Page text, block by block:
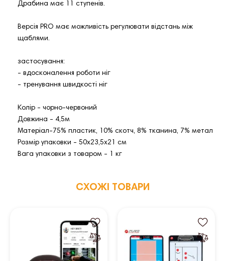
Драбина має 11 ступенів.
Версія PRO має можливість регулювати відстань між
щаблями.
застосування:
- вдосконалення роботи ніг
- тренування швидкості ніг
Колір - чорно-червоний
Довжина - 4,5м
Матеріал-75% пластик, 10% скотч, 8% тканина, 7% метал
Розмір упаковки - 50х23,5х21 см
Вага упаковки з товаром - 1 кг
СХОЖІ ТОВАРИ